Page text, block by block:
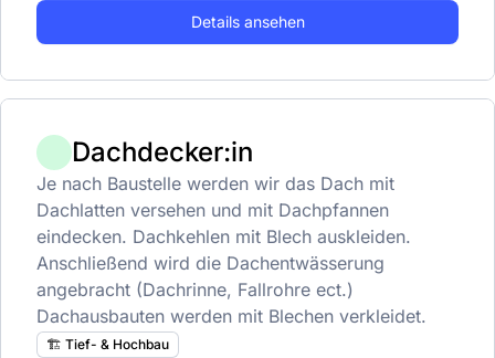
Details ansehen
Dachdecker:in
Je nach Baustelle werden wir das Dach mit
Dachlatten versehen und mit Dachpfannen
eindecken. Dachkehlen mit Blech auskleiden.
Anschließend wird die Dachentwässerung
angebracht (Dachrinne, Fallrohre ect.)
Dachausbauten werden mit Blechen verkleidet.
🏗️ Tief- & Hochbau